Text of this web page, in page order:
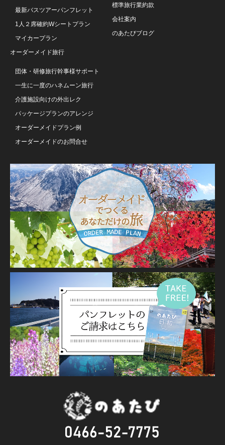
最新バスツアーパンフレット
1人２席確約Wシートプラン
マイカープラン
オーダーメイド旅行
団体・研修旅行幹事様サポート
一生に一度のハネムーン旅行
介護施設向けの外出レク
パッケージプランのアレンジ
オーダーメイドプラン例
オーダーメイドのお問合せ
標準旅行業約款
会社案内
のあたびブログ